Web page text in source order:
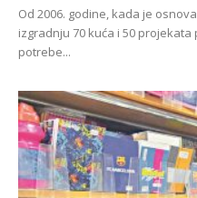
Od 2006. godine, kada je
izgradnju 70 kuća i 50
potrebe...